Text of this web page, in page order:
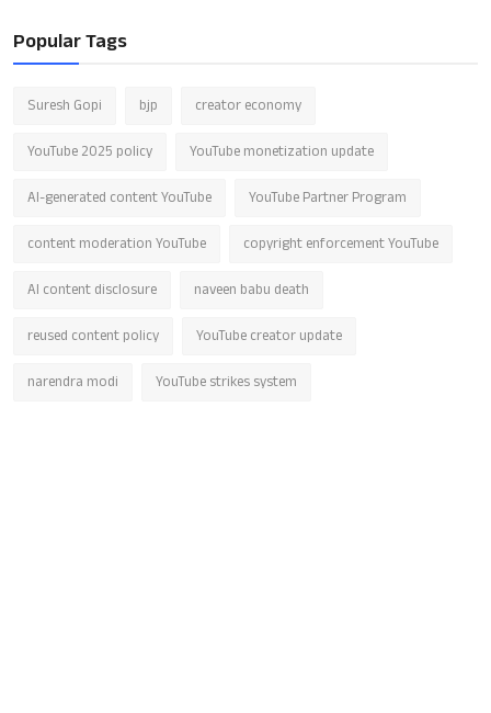
Popular Tags
Suresh Gopi bjp creator economy
YouTube 2025 policy YouTube monetization update
AI-generated content YouTube YouTube Partner Program
content moderation YouTube copyright enforcement YouTube
AI content disclosure naveen babu death
reused content policy YouTube creator update
narendra modi YouTube strikes system